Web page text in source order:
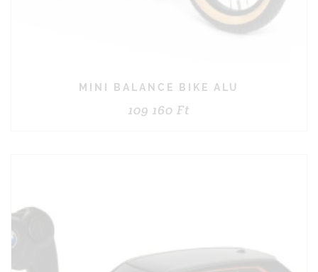
MINI BALANCE BIKE ALU
109 160 Ft